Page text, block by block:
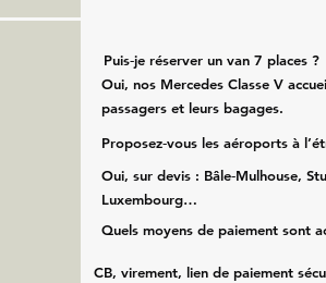
Puis‑je réserver un van 7 places ?
Oui, nos Mercedes Classe V
passagers et leurs bagages.
Proposez‑vous les aéroports à
Oui, sur devis : Bâle‑Mulhouse,
Luxembourg…
Quels moyens de paiement sont
CB, virement, lien de paiement